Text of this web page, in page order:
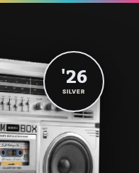
'26
SILVER